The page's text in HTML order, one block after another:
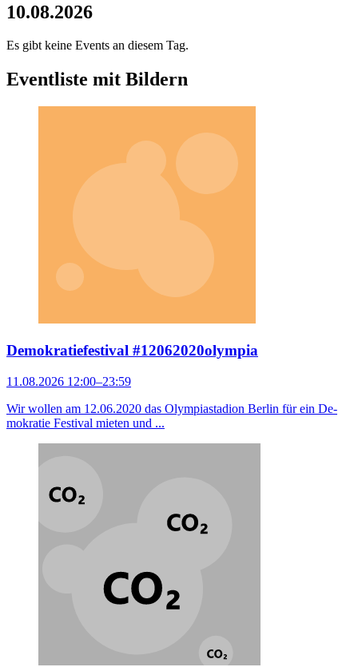
10.08.2026
Es gibt keine Events an diesem Tag.
Eventliste mit Bildern
Demokratiefestival #12062020olympia
11.08.2026 12:00–23:59
Wir wollen am 12.06.2020 das Olympiastadion Berlin für ein De­
mo­kratie Festival mieten und ...